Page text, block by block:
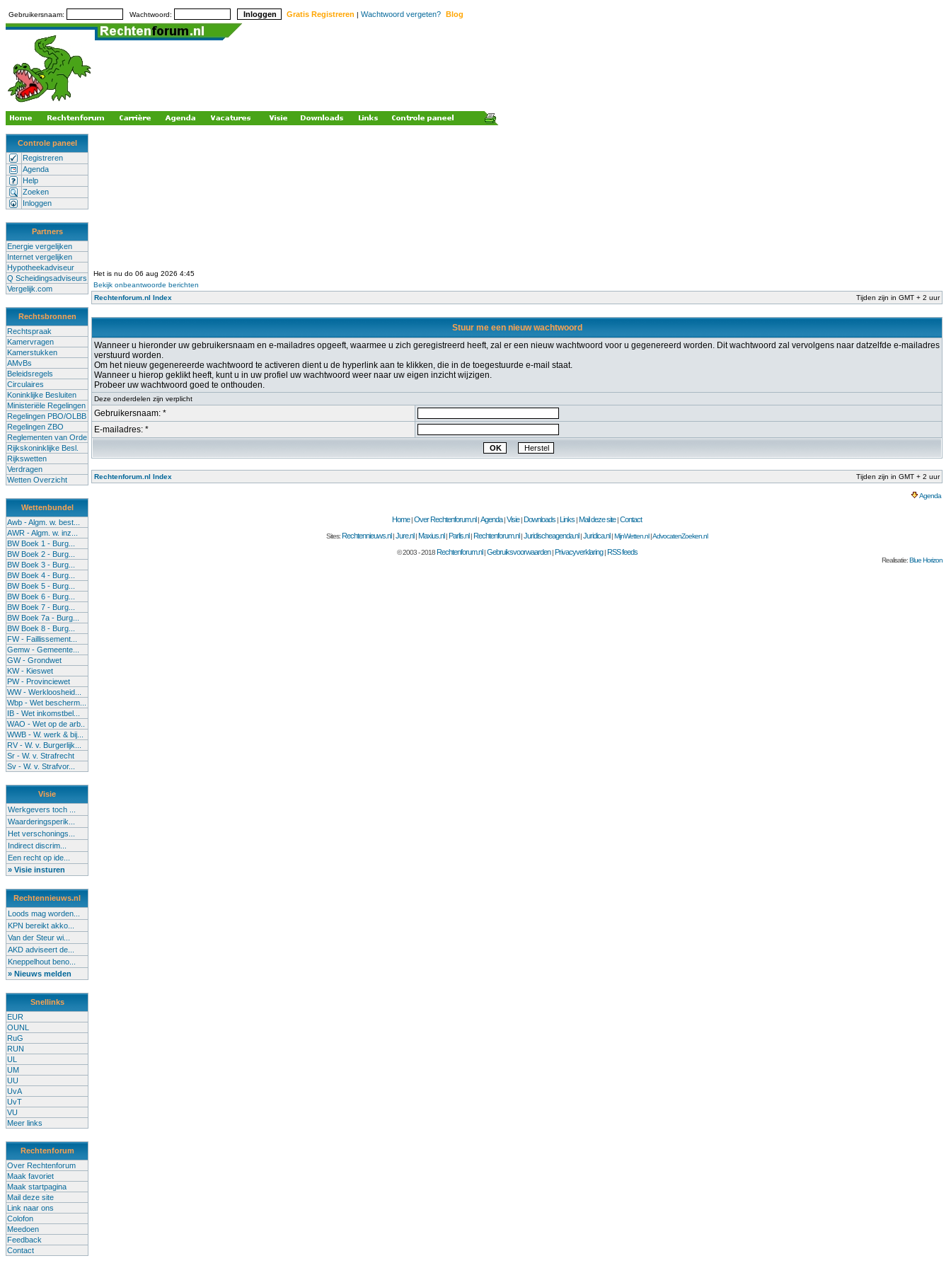
Gebruikersnaam: Wachtwoord: Gratis Registreren | Wachtwoord vergeten? Blog
Controle paneel
Registreren
Agenda
Help
Zoeken
Inloggen
Partners
Energie vergelijken
Internet vergelijken
Hypotheekadviseur
Q Scheidingsadviseurs
Vergelijk.com
Rechtsbronnen
Rechtspraak
Kamervragen
Kamerstukken
AMvBs
Beleidsregels
Circulaires
Koninklijke Besluiten
Ministeriële Regelingen
Regelingen PBO/OLBB
Regelingen ZBO
Reglementen van Orde
Rijkskoninklijke Besl.
Rijkswetten
Verdragen
Wetten Overzicht
Wettenbundel
Awb - Algm. w. best...
AWR - Algm. w. inz...
BW Boek 1 - Burg...
BW Boek 2 - Burg...
BW Boek 3 - Burg...
BW Boek 4 - Burg...
BW Boek 5 - Burg...
BW Boek 6 - Burg...
BW Boek 7 - Burg...
BW Boek 7a - Burg...
BW Boek 8 - Burg...
FW - Faillissement...
Gemw - Gemeente...
GW - Grondwet
KW - Kieswet
PW - Provinciewet
WW - Werkloosheid...
Wbp - Wet bescherm...
IB - Wet inkomstbel...
WAO - Wet op de arb..
WWB - W. werk & bij...
RV - W. v. Burgerlijk...
Sr - W. v. Strafrecht
Sv - W. v. Strafvor...
Visie
Werkgevers toch ...
Waarderingsperik...
Het verschonings...
Indirect discrim...
Een recht op ide...
» Visie insturen
Rechtennieuws.nl
Loods mag worden...
KPN bereikt akko...
Van der Steur wi...
AKD adviseert de...
Kneppelhout beno...
» Nieuws melden
Snellinks
EUR
OUNL
RuG
RUN
UL
UM
UU
UvA
UvT
VU
Meer links
Rechtenforum
Over Rechtenforum
Maak favoriet
Maak startpagina
Mail deze site
Link naar ons
Colofon
Meedoen
Feedback
Contact
Het is nu do 06 aug 2026 4:45
Bekijk onbeantwoorde berichten
Rechtenforum.nl Index
Tijden zijn in GMT + 2 uur
Stuur me een nieuw wachtwoord
Wanneer u hieronder uw gebruikersnaam en e-mailadres opgeeft, waarmee u zich geregistreerd heeft, zal er een nieuw wachtwoord voor u gegenereerd worden. Dit wachtwoord zal vervolgens naar datzelfde e-mailadres
verstuurd worden.
Om het nieuw gegenereerde wachtwoord te activeren dient u de hyperlink aan te klikken, die in de toegestuurde e-mail staat.
Wanneer u hierop geklikt heeft, kunt u in uw profiel uw wachtwoord weer naar uw eigen inzicht wijzigen.
Probeer uw wachtwoord goed te onthouden.
Deze onderdelen zijn verplicht
Gebruikersnaam: *
E-mailadres: *
Rechtenforum.nl Index Tijden zijn in GMT + 2 uur
Agenda
Home|Over Rechtenforum.nl |Agenda|Visie|Downloads |Links |Mail deze site|Contact
Sites:Rechtennieuws.nl |Jure.nl |Maxius.nl |Parlis.nl |Rechtenforum.nl |Juridischeagenda.nl |Juridica.nl |MijnWetten.nl|AdvocatenZoeken.nl
© 2003 - 2018Rechtenforum.nl|Gebruiksvoorwaarden|Privacyverklaring|RSS feeds
Realisatie:Blue Horizon